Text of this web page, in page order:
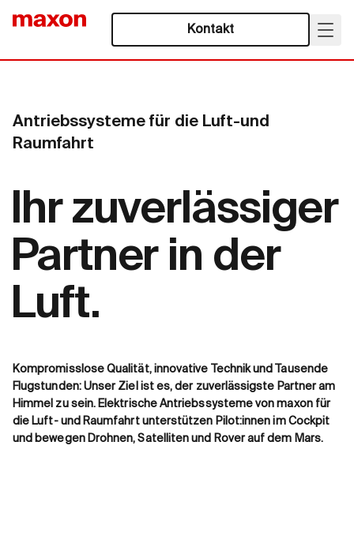
Kontakt
Antriebssysteme für die Luft-und
Raumfahrt
Ihr zuverlässiger
Partner in der
Luft.
Kompromisslose Qualität, innovative Technik und Tausende
Flugstunden: Unser Ziel ist es, der zuverlässigste Partner am
Himmel zu sein. Elektrische Antriebssysteme von maxon für
die Luft- und Raumfahrt unterstützen Pilot:innen im Cockpit
und bewegen Drohnen, Satelliten und Rover auf dem Mars.